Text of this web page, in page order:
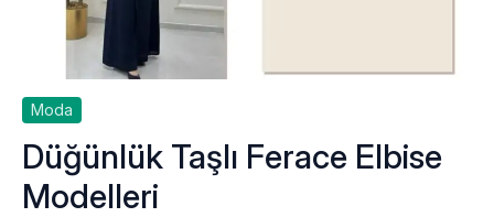
Moda
Düğünlük Taşlı Ferace Elbise
Modelleri